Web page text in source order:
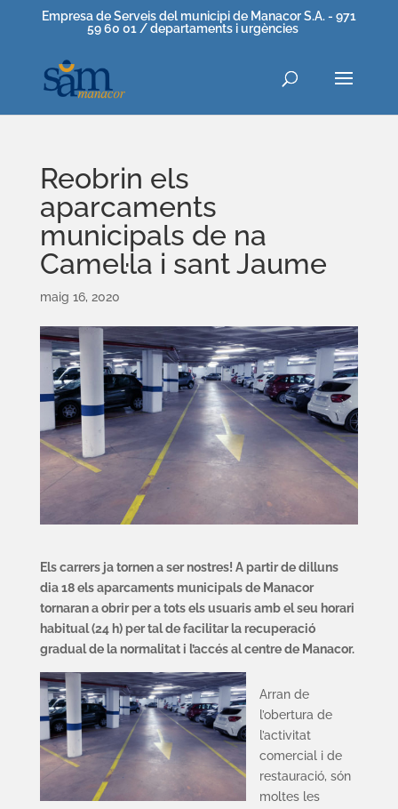
Empresa de Serveis del municipi de Manacor S.A. - 971
59 60 01 / departaments i urgències
Reobrin els
aparcaments
municipals de na
Camel·la i sant Jaume
maig 16, 2020
Els carrers ja tornen a ser nostres! A partir de dilluns
dia 18 els aparcaments municipals de Manacor
tornaran a obrir per a tots els usuaris amb el seu horari
habitual (24 h) per tal de facilitar la recuperació
gradual de la normalitat i l’accés al centre de Manacor.
Arran de
l’obertura de
l’activitat
comercial i de
restauració, són
moltes les